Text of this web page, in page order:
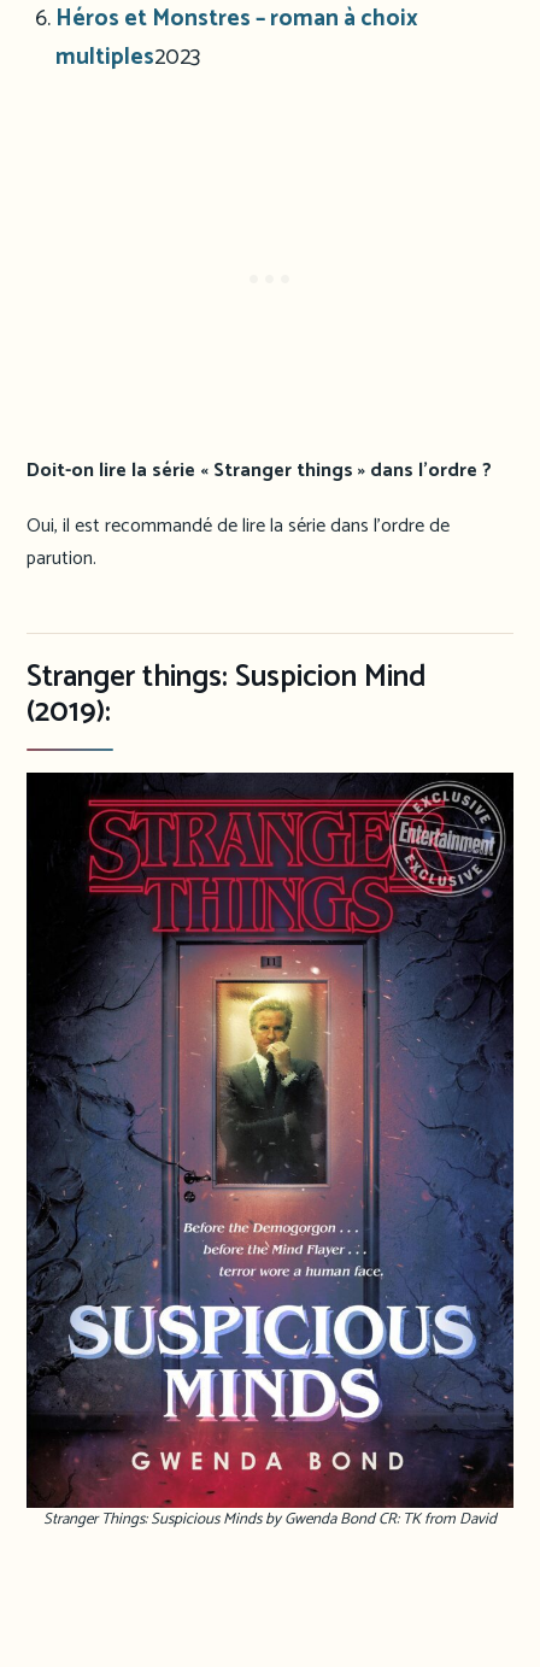
Héros et Monstres – roman à choix
multiples2023
Doit-on lire la série « Stranger things » dans l’ordre ?
Oui, il est recommandé de lire la série dans l’ordre de
parution.
Stranger things: Suspicion Mind
(2019):
Stranger Things: Suspicious Minds by Gwenda Bond CR: TK from David